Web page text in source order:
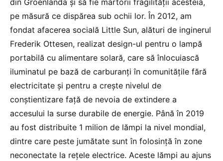
din Groenlanda și să fie martorii fragilității acesteia,
pe măsură ce dispărea sub ochii lor. În 2012, am
fondat afacerea socială Little Sun, alături de inginerul
Frederik Ottesen, realizat design-ul pentru o lampă
portabilă cu alimentare solară, care să înlocuiască
iluminatul pe bază de carburanți în comunitățile fără
electricitate și pentru a crește nivelul de
conștientizare față de nevoia de extindere a
accesului la surse durabile de energie. Până în 2019
au fost distribuite 1 milion de lămpi la nivel mondial,
dintre care peste jumătate sunt în folosință în zone
neconectate la rețele electrice. Aceste lămpi au ajuns